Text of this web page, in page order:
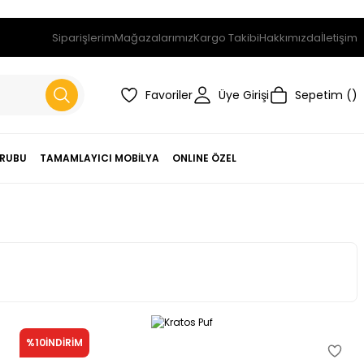
SiparişlerimMağazalarımızKargo TakibiHakkımızdaİletişim
Favoriler Üye Girişi Sepetim
TAMAMLAYICI MOBİLYA ONLINE ÖZEL
%10İNDİRİM
Kratos